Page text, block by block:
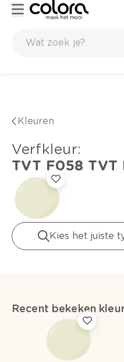
Kleuren
verfkleur:
TVT F058 TVT
Kies het juiste
Recent bekeken